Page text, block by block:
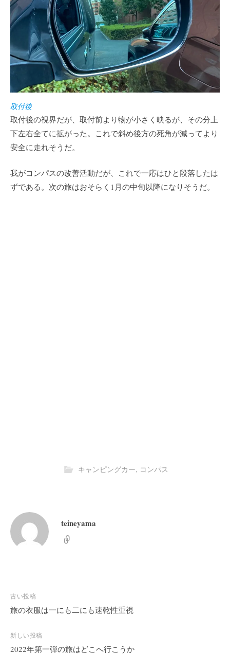
取付後
取付後の視界だが、取付前より物が小さく映るが、その分上
下左右全てに拡がった。これで斜め後方の死角が減ってより
安全に走れそうだ。
我がコンパスの改善活動だが、これで一応はひと段落したは
ずである。次の旅はおそらく1月の中旬以降になりそうだ。
キャンピングカー, コンパス
teineyama
投
稿
ビ
ゲ
古い投稿
旅の衣服は一にも二にも速乾性重視
新しい投稿
2022年第一弾の旅はどこへ行こうか